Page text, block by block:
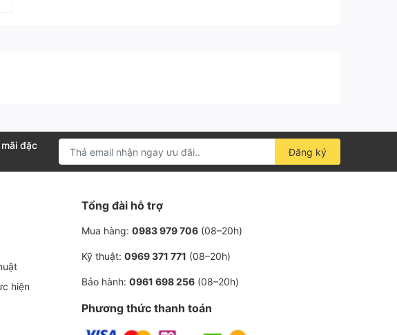
chi
hai
đặc
Đăng ký
hiện
Tổng đài hỗ trợ
Mua hàng: 0983 979 706 (08–20h)
Kỹ thuật: 0969 371 771 (08–20h)
Bảo hành: 0961 698 256 (08–20h)
Phương thức thanh toán